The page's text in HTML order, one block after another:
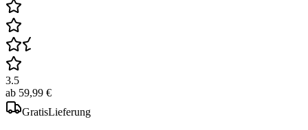
3.5
ab 59,99 €
GratisLieferung